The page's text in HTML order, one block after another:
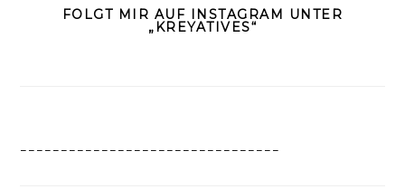
FOLGT MIR AUF INSTAGRAM UNTER
„KREYATIVES“